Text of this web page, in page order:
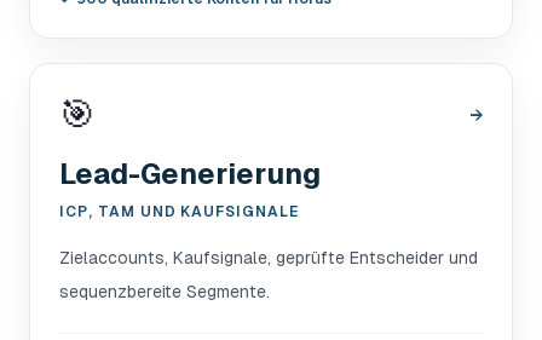
🎯 →
Lead-Generierung
ICP, TAM UND KAUFSIGNALE
Zielaccounts, Kaufsignale, geprüfte Entscheider und
sequenzbereite Segmente.